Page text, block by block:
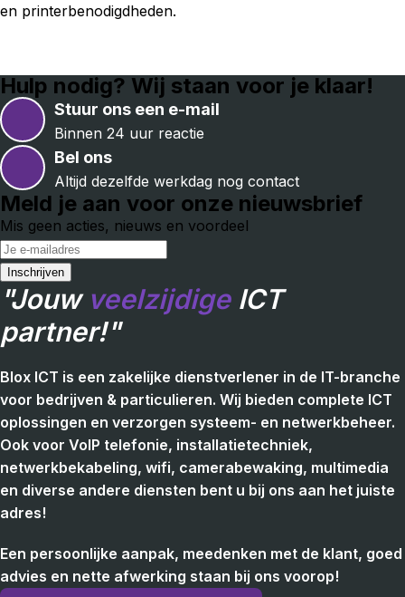
en printerbenodigdheden.
Hulp nodig? Wij staan voor je klaar!
Stuur ons een e-mail
Binnen 24 uur reactie
Bel ons
Altijd dezelfde werkdag nog contact
Meld je aan voor onze nieuwsbrief
Mis geen acties, nieuws en voordeel
"Jouw veelzijdigeICT
partner!"
Blox ICT is een zakelijke dienstverlener in de IT-branche
voor bedrijven & particulieren. Wij bieden complete ICT
oplossingen en verzorgen systeem- en netwerkbeheer.
Ook voor VoIP telefonie, installatietechniek,
netwerkbekabeling, wifi, camerabewaking, multimedia
en diverse andere diensten bent u bij ons aan het juiste
adres!
Een persoonlijke aanpak, meedenken met de klant, goed
advies en nette afwerking staan bij ons voorop!